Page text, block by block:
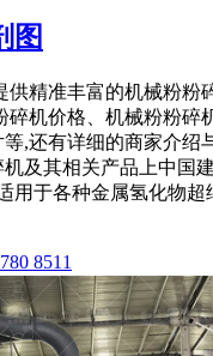
图
供精准丰富的机械粉粉
碎机价格、机械粉粉碎
,还有详细的商家介绍
及其相关产品上中国
用于各种金属氢化物超
8511